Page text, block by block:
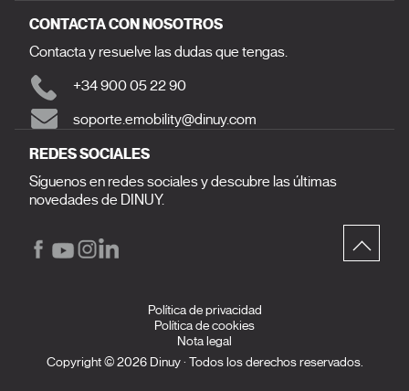
CONTACTA CON NOSOTROS
Contacta y resuelve las dudas que tengas.
+34 900 05 22 90
soporte.emobility@dinuy.com
REDES SOCIALES
Síguenos en redes sociales y descubre las últimas
novedades de DINUY.
Política de privacidad
Política de cookies
Nota legal
Copyright © 2026 Dinuy · Todos los derechos reservados.